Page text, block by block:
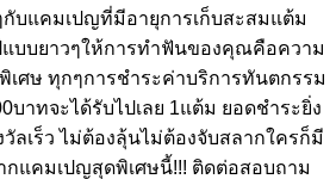
บแคมเปญที่มีอายุการเก็บสะสมแต้ม
แบบยาวๆให้การทำฟันของคุณคือความ
ศษ ทุกๆการชำระค่าบริการทันตกรรม
าทจะได้รับไปเลย 1แต้ม ยอดชำระยิ่ง
ลเร็ว ไม่ต้องลุ้นไม่ต้องจับสลากใครก็มี
กแคมเปญสุดพิเศษนี้!!! ติดต่อสอบถาม